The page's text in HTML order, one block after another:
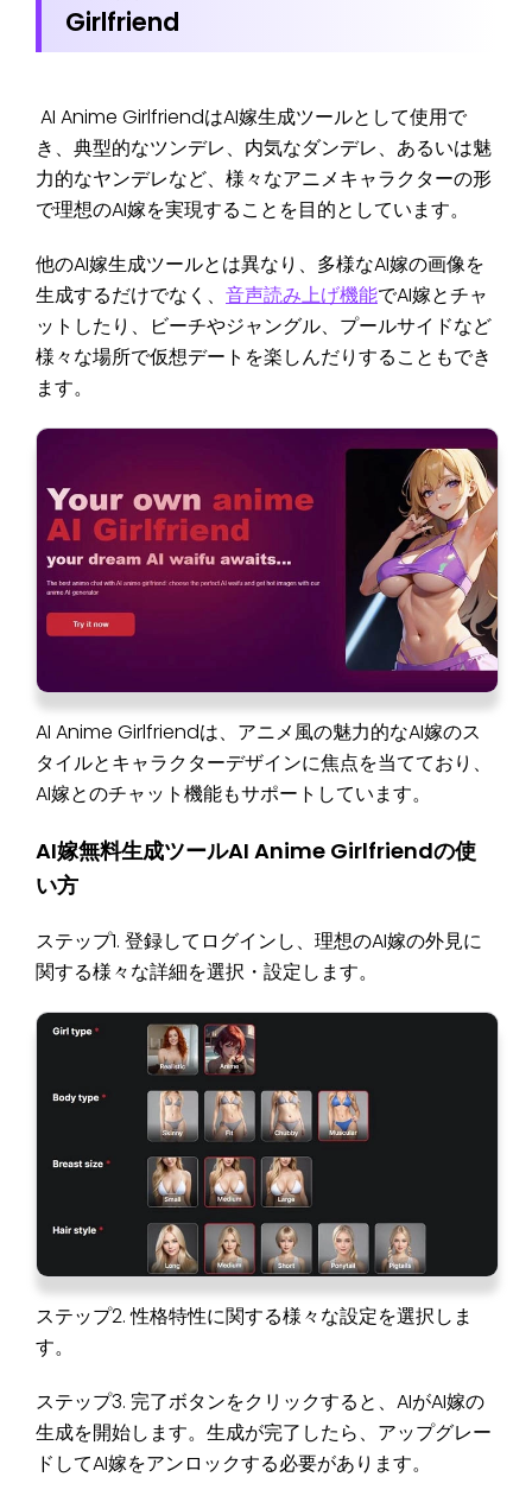
Girlfriend
AI Anime GirlfriendはAI嫁生成ツールとして使用で
き、典型的なツンデレ、内気なダンデレ、あるいは魅
力的なヤンデレなど、様々なアニメキャラクターの形
で理想のAI嫁を実現することを目的としています。
他のAI嫁生成ツールとは異なり、多様なAI嫁の画像を
生成するだけでなく、 音声読み上げ機能でAI嫁とチャ
ットしたり、ビーチやジャングル、プールサイドなど
様々な場所で仮想デートを楽しんだりすることもでき
ます。
AI Anime Girlfriendは、アニメ風の魅力的なAI嫁のス
タイルとキャラクターデザインに焦点を当てており、
AI嫁とのチャット機能もサポートしています。
AI嫁無料生成ツールAI Anime Girlfriendの使
い方
ステップ1. 登録してログインし、理想のAI嫁の外見に
関する様々な詳細を選択・設定します。
ステップ2. 性格特性に関する様々な設定を選択しま
す。
ステップ3. 完了ボタンをクリックすると、AIがAI嫁の
生成を開始します。生成が完了したら、アップグレー
ドしてAI嫁をアンロックする必要があります。